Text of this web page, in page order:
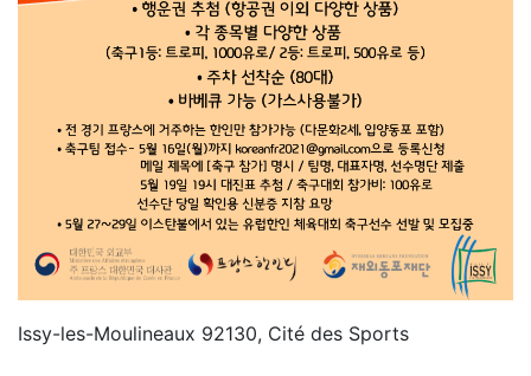
Issy-les-Moulineaux 92130, Cité des Sports